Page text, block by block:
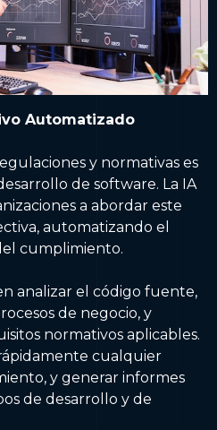
Automatizado
y normativas es
de software. La IA
a abordar este
automatizando el
cumplimiento.
analizar el código fuente,
de negocio, y
normativos aplicables.
cualquier
y generar informes
de desarrollo y de